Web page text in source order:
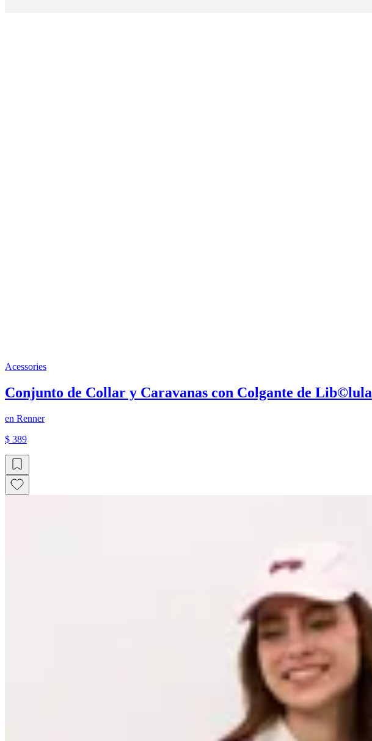
Acessories
Conjunto de Collar y Caravanas con Colgante de Lib©lula
en Renner
$ 389